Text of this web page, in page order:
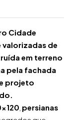
Cidade
valorizadas de
em terreno
pela fachada
projeto
persianas